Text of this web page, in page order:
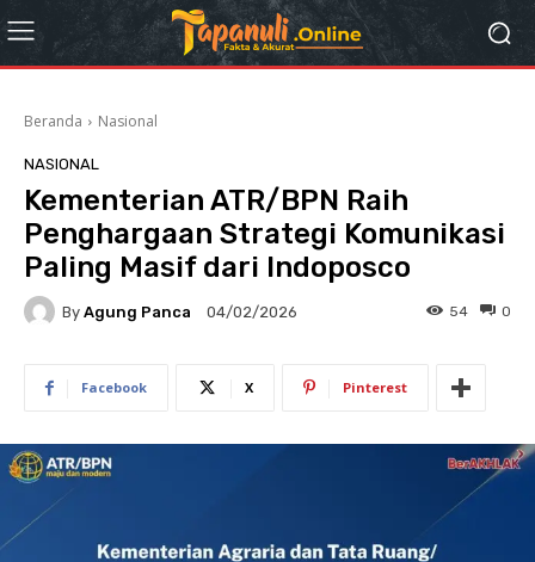
Beranda Nasional
NASIONAL
Kementerian ATR/BPN Raih
Penghargaan Strategi Komunikasi
Paling Masif dari Indoposco
By Agung Panca 04/02/2026 0
54
Facebook X Pinterest